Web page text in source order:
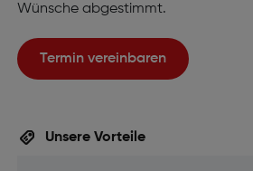
Wünsche abgestimmt.
Termin vereinbaren
Unsere Vorteile